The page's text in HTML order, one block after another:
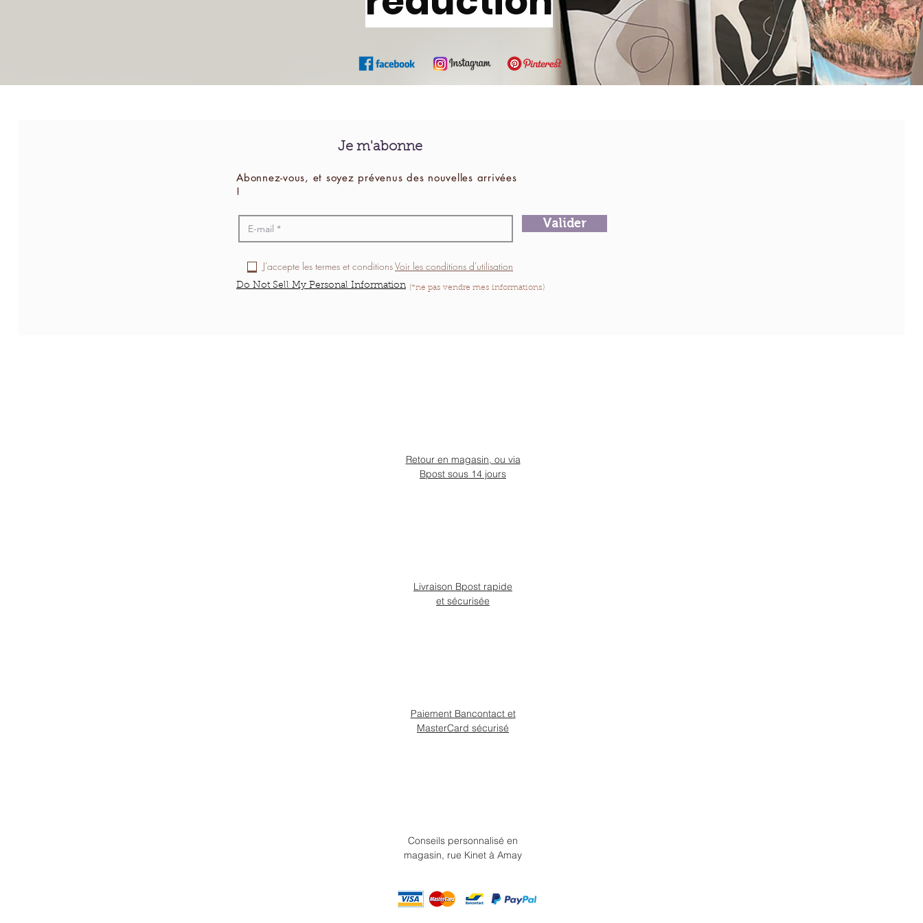
Je m'abonne
Abonnez-vous, et soyez prévenus des nouvelles arrivées
!
Valider
J’accepte les termes et conditionsVoir les conditions d'utilisation
Do Not Sell My Personal Information (*ne pas vendre mes informations)
Retour en magasin, ou via
Bpost sous 14 jours
Livraison Bpost rapide
et sécurisée
Paiement Bancontact et
MasterCard sécurisé
Conseils personnalisé en
magasin, rue Kinet à Amay